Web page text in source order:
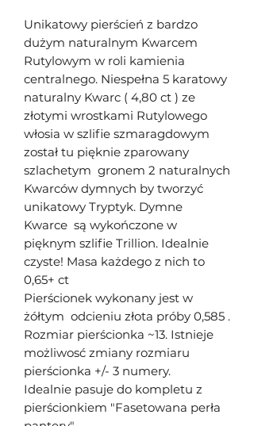
Unikatowy pierścień z bardzo
dużym naturalnym Kwarcem
Rutylowym w roli kamienia
centralnego. Niespełna 5 karatowy
naturalny Kwarc ( 4,80 ct ) ze
złotymi wrostkami Rutylowego
włosia w szlifie szmaragdowym
został tu pięknie zparowany
szlachetym gronem 2 naturalnych
Kwarców dymnych by tworzyć
unikatowy Tryptyk. Dymne
Kwarce są wykończone w
pięknym szlifie Trillion. Idealnie
czyste! Masa każdego z nich to
0,65+ ct
Pierścionek wykonany jest w
żółtym odcieniu złota próby 0,585 .
Rozmiar pierścionka ~13. Istnieje
możliwosć zmiany rozmiaru
pierścionka +/- 3 numery.
Idealnie pasuje do kompletu z
pierścionkiem "Fasetowana perła